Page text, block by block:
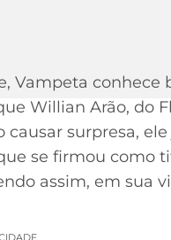
Vampeta conhece
Willian Arão, do
surpresa,
se firmou como
assim, em sua